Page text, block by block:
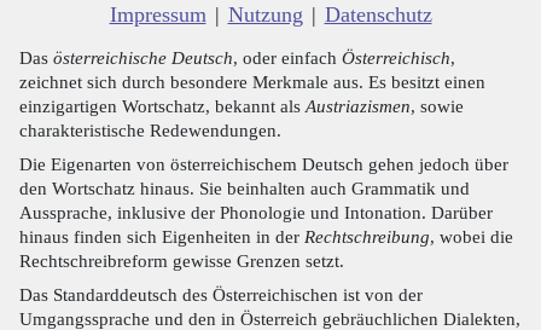
Impressum | Nutzung | Datenschutz
Das österreichische Deutsch, oder einfach Österreichisch,
zeichnet sich durch besondere Merkmale aus. Es besitzt einen
einzigartigen Wortschatz, bekannt als Austriazismen, sowie
charakteristische Redewendungen.
Die Eigenarten von österreichischem Deutsch gehen jedoch über
den Wortschatz hinaus. Sie beinhalten auch Grammatik und
Aussprache, inklusive der Phonologie und Intonation. Darüber
hinaus finden sich Eigenheiten in der Rechtschreibung, wobei die
Rechtschreibreform gewisse Grenzen setzt.
Das Standarddeutsch des Österreichischen ist von der
Umgangssprache und den in Österreich gebräuchlichen Dialekten,